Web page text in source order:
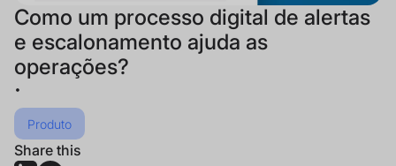
Como um processo digital de alertas
e escalonamento ajuda as
operações?
•
Produto
Share this